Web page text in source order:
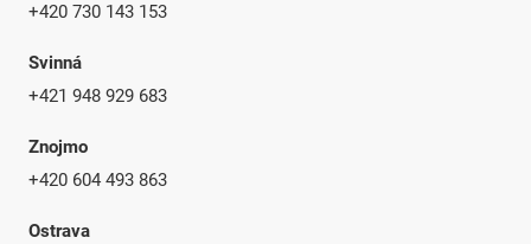
+420 730 143 153
Svinná
+421 948 929 683
Znojmo
+420 604 493 863
Ostrava